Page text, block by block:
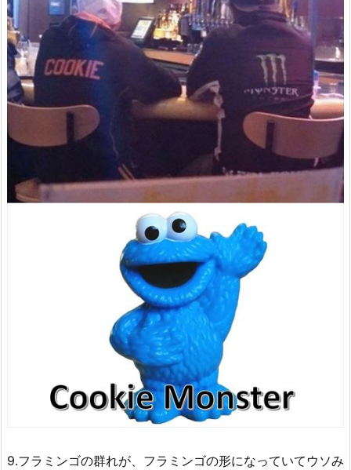
9.フラミンゴの群れが、フラミンゴの形になっていてウソみ